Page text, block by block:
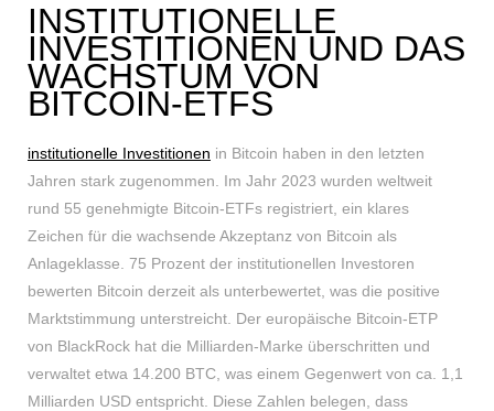
INSTITUTIONELLE
INVESTITIONEN UND DAS
WACHSTUM VON
BITCOIN-ETFS
institutionelle Investitionen in Bitcoin haben in den letzten
Jahren stark zugenommen. Im Jahr 2023 wurden weltweit
rund 55 genehmigte Bitcoin-ETFs registriert, ein klares
Zeichen für die wachsende Akzeptanz von Bitcoin als
Anlageklasse. 75 Prozent der institutionellen Investoren
bewerten Bitcoin derzeit als unterbewertet, was die positive
Marktstimmung unterstreicht. Der europäische Bitcoin-ETP
von BlackRock hat die Milliarden-Marke überschritten und
verwaltet etwa 14.200 BTC, was einem Gegenwert von ca. 1,1
Milliarden USD entspricht. Diese Zahlen belegen, dass